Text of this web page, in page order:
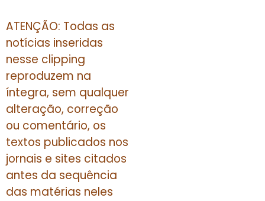
ATENÇÃO: Todas as
notícias inseridas
nesse clipping
reproduzem na
íntegra, sem qualquer
alteração, correção
ou comentário, os
textos publicados nos
jornais e sites citados
antes da sequência
das matérias neles